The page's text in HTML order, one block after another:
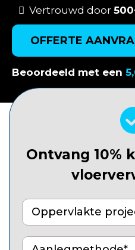
Vertrouwd door
OFFERTE
Beoordeeld met een
Ontvang 10%